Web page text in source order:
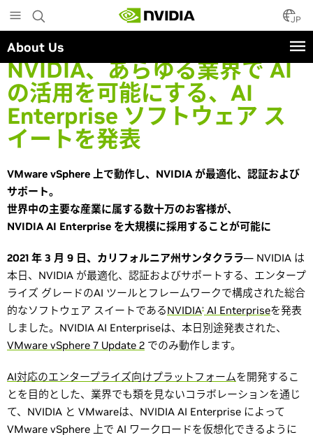
to
main
content
JP
About Us
NVIDIA、あらゆる業界で AI
の活用を可能にする、AI
Enterprise ソフトウェア ス
イートを発表
VMware vSphere 上で動作し、NVIDIA が最適化、認証および
サポート。
世界中の主要な産業に属する数十万のお客様が、
NVIDIA AI Enterprise を大規模に採用することが可能に
2021 年 3 月 9 日、カリフォルニア州サンタクララ— NVIDIA は
本日、NVIDIA が最適化、認証およびサポートする、エンタープ
ライズ グレードのAI ツールとフレームワークで構成された総合
的なソフトウェア スイートであるNVIDIA® AI Enterpriseを発表
しました。NVIDIA AI Enterpriseは、本日別途発表された、
VMware vSphere 7 Update 2 でのみ動作します。
AI対応のエンタープライズ向けプラットフォームを開発するこ
とを目的とした、業界でも類を見ないコラボレーションを通じ
て、NVIDIA と VMwareは、NVIDIA AI Enterprise によって
VMware vSphere 上で AI ワークロードを仮想化できるように